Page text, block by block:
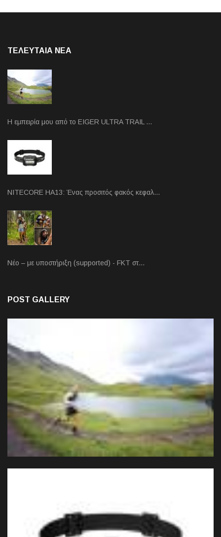
ΤΕΛΕΥΤΑΙΑ NEA
Η εμπειρία μου από το EIGER ULTRA TRAIL …
NITECORE HA13: Ένας προσιτός φακός κεφαλ…
Νέο – με υποστήριξη (supported) - FKT στ…
POST GALLERY